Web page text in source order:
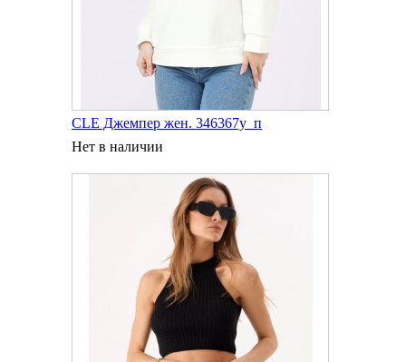
CLE Джемпер жен. 346367у_п
Нет в наличии